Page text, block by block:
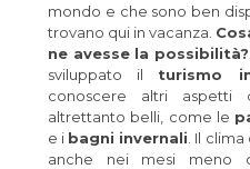
mondo e che sono ben
trovano qui in vacanza.
ne avesse la possibilità?
sviluppato il turismo
conoscere altri aspetti
altrettanto belli, come le
e i bagni invernali . Il
anche nei mesi meno